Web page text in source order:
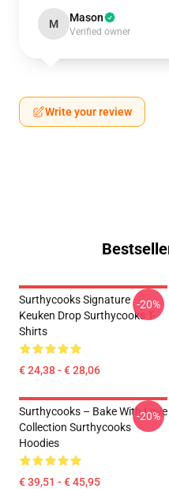
M Mason
Verified owner
Write your review
Surthycooks Signature
Keuken Drop Surthycooks T-
Shirts
€ 24,38 - € 28,06
-20%
Surthycooks – Bake With Love
Collection Surthycooks
Hoodies
€ 39,51 - € 45,95
-20%